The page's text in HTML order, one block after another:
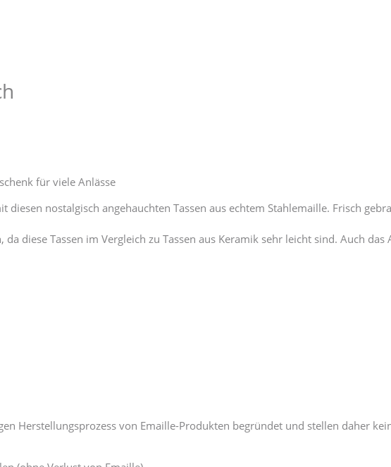
für viele Anlässe
nostalgisch angehauchten Tassen aus echtem Stahlemaille. Frisch
diese Tassen im Vergleich zu Tassen aus Keramik sehr leicht sind. Auch
Herstellungsprozess von Emaille-Produkten begründet und stellen daher